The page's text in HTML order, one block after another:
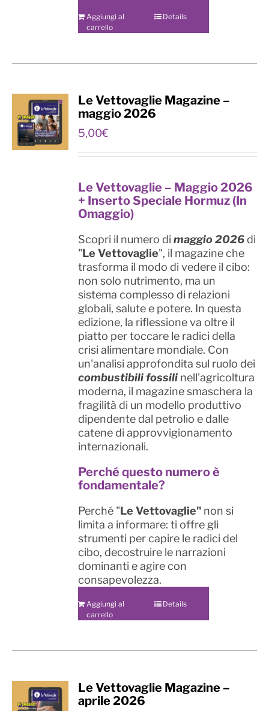
Aggiungi al
carrello
Details
Le Vettovaglie Magazine –
maggio 2026
5,00€
Le Vettovaglie – Maggio 2026
+ Inserto Speciale Hormuz (In
Omaggio)
Scopri il numero dimaggio 2026 di
"Le Vettovaglie", il magazine che
trasforma il modo di vedere il cibo:
non solo nutrimento, ma un
sistema complesso di relazioni
globali, salute e potere. In questa
edizione, la riflessione va oltre il
piatto per toccare le radici della
crisi alimentare mondiale. Con
un'analisi approfondita sul ruolo dei
combustibili fossili nell'agricoltura
moderna, il magazine smaschera la
fragilità di un modello produttivo
dipendente dal petrolio e dalle
catene di approvvigionamento
internazionali.
Perché questo numero è
fondamentale?
Perché "Le Vettovaglie" non si
limita a informare: ti offre gli
strumenti per capire le radici del
cibo, decostruire le narrazioni
dominanti e agire con
consapevolezza.
Aggiungi al
carrello
Details
Le Vettovaglie Magazine –
aprile 2026